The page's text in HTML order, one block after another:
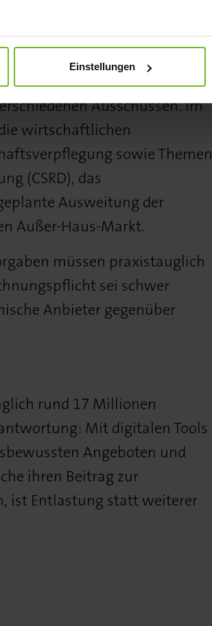
Einstellungen
und Politik zusammen
Abend im
Unternehmen trafen dort
Ausschüssen. Im
wirtschaftlichen
sowie Themen
(CSRD), das
Ausweitung der
Außer-Haus-Markt.
müssen praxistauglich
sei schwer
Anbieter gegenüber
rund 17 Millionen
Mit digitalen Tools
Angeboten und
ihren Beitrag zur
ist Entlastung statt weiterer